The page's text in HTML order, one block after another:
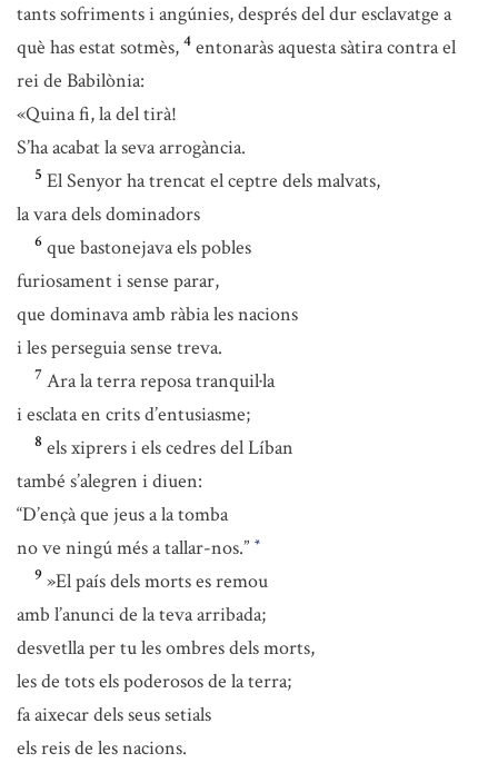
tants sofriments i angúnies, després del dur esclavatge a
què has estat sotmès, 4 entonaràs aquesta sàtira contra el
rei de Babilònia:
«Quina fi, la del tirà!
S’ha acabat la seva arrogància.
5 El Senyor ha trencat el ceptre dels malvats,
la vara dels dominadors
6 que bastonejava els pobles
furiosament i sense parar,
que dominava amb ràbia les nacions
i les perseguia sense treva.
7 Ara la terra reposa tranquil·la
i esclata en crits d’entusiasme;
8 els xiprers i els cedres del Líban
també s’alegren i diuen:
“D’ençà que jeus a la tomba
no ve ningú més a tallar-nos.” *
9 »El país dels morts es remou
amb l’anunci de la teva arribada;
desvetlla per tu les ombres dels morts,
les de tots els poderosos de la terra;
fa aixecar dels seus setials
els reis de les nacions.